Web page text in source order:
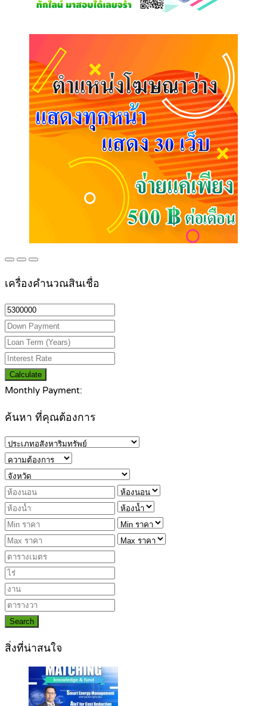
เครื่องคำนวณสินเชื่อ
Calculate
Monthly Payment:
ค้นหา ที่คุณต้องการ
Search
สิ่งที่น่าสนใจ